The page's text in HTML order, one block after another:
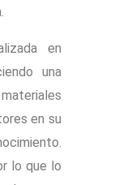
en
una
en su
lo que lo